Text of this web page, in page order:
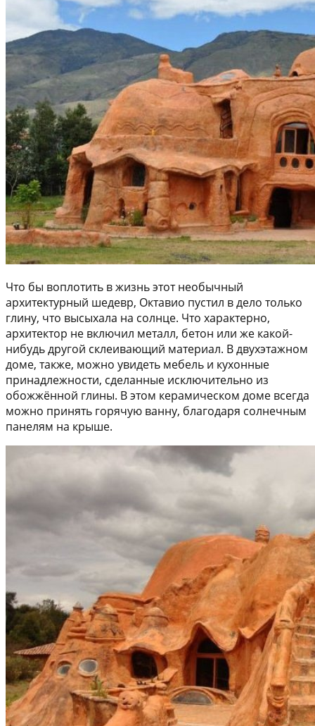
Что бы воплотить в жизнь этот необычный
архитектурный шедевр, Октавио пустил в дело только
глину, что высыхала на солнце. Что характерно,
архитектор не включил металл, бетон или же какой-
нибудь другой склеивающий материал. В двухэтажном
доме, также, можно увидеть мебель и кухонные
принадлежности, сделанные исключительно из
обожжённой глины. В этом керамическом доме всегда
можно принять горячую ванну, благодаря солнечным
панелям на крыше.